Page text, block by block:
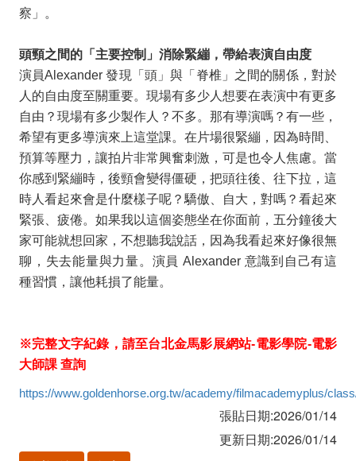
察」。
頭頸之間的「主要控制」消除緊繃，帶給表演自由度
演員Alexander發現「頭」與「脊椎」之間的關係，對於
人的自由度至關重要。現場有多少人想要在表演中有更多
自由？現場有多少製作人？不多。那有導演嗎？有一些，
希望有更多導演來上這堂課。在片場很緊繃，因為時間、
預算等壓力，讓拍片非常興奮刺激，可是也令人焦慮。當
你感到緊繃時，後頸會變得僵硬，把頭往後、往下拉，這
時人看起來會是什麼樣子呢？驕傲、自大，對嗎？看起來
緊張、疲倦。如果我以這個姿態坐在你面前，五分鐘後大
家可能就想回家，不想聽我說話，因為我看起來好像很無
聊，失去能量與力量。演員 Alexander 意識到自己有這
種習慣，讓他耗損了能量。
※完整文字紀錄，請至台北金馬影展網站-電影學院-電影
大師課 查詢
https://www.goldenhorse.org.tw/academy/filmacademyplus/
張貼日期:2026/01/14
更新日期:2026/01/14